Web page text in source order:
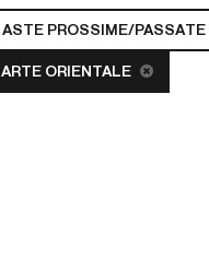
ASTE PROSSIME/PASSATE
ARTE ORIENTALE